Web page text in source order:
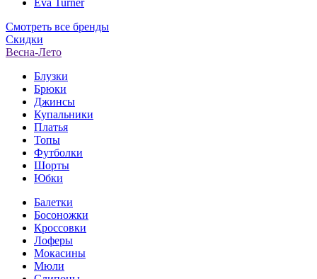
Eva Turner
Смотреть все бренды
Скидки
Весна-Лето
Блузки
Брюки
Джинсы
Купальники
Платья
Топы
Футболки
Шорты
Юбки
Балетки
Босоножки
Кроссовки
Лоферы
Мокасины
Мюли